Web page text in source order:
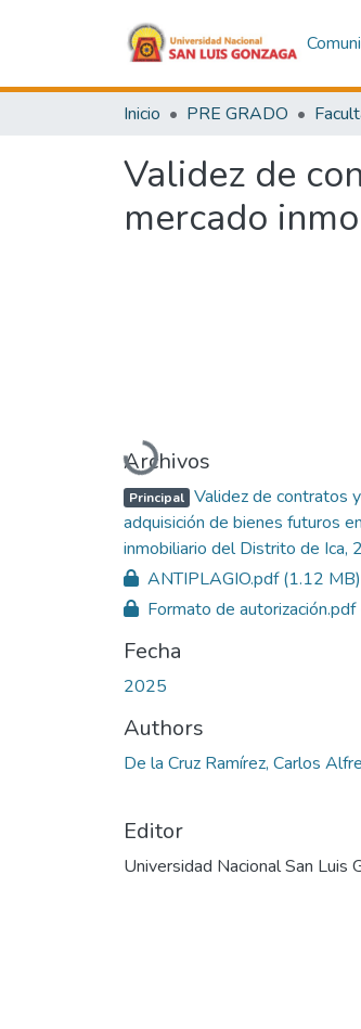
Inicio PRE GRADO
Validez de
mercado
Cargando...
Archivos
Principal Validez de contratos
adquisición de bienes futuros
inmobiliario del Distrito de Ica,
ANTIPLAGIO.pdf(1.12 MB)
Formato de autorización.pdf
Fecha
2025
Authors
De la Cruz Ramírez, Carlos
Editor
Universidad Nacional San Luis